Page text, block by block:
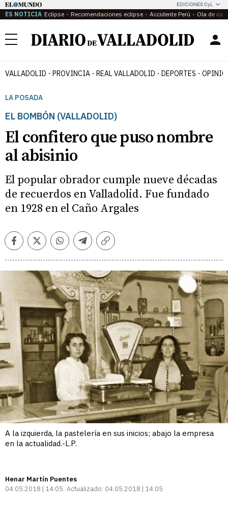
EDICIONES CyL
ES NOTICIA Eclipse Recomendaciones eclipse Accidente Perú Ola de
Menú
VALLADOLID PROVINCIA REAL VALLADOLID DEPORTES
LA POSADA
EL BOMBÓN (VALLADOLID)
El confitero que puso nombre
al abisinio
El popular obrador cumple nueve décadas
de recuerdos en Valladolid. Fue fundado
en 1928 en el Caño Argales
FacebookTwitterWhatsappTelegramCopiar
A la izquierda, la pastelería en sus inicios; abajo la empresa
en la actualidad.-L.P.
Henar Martín Puentes
04.05.2018 | 14:05 Actualizado: 04.05.2018 | 14:05